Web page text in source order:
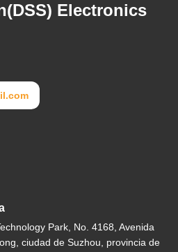
Electronics
Park, No. 4168, Avenida
ciudad de Suzhou, provincia de